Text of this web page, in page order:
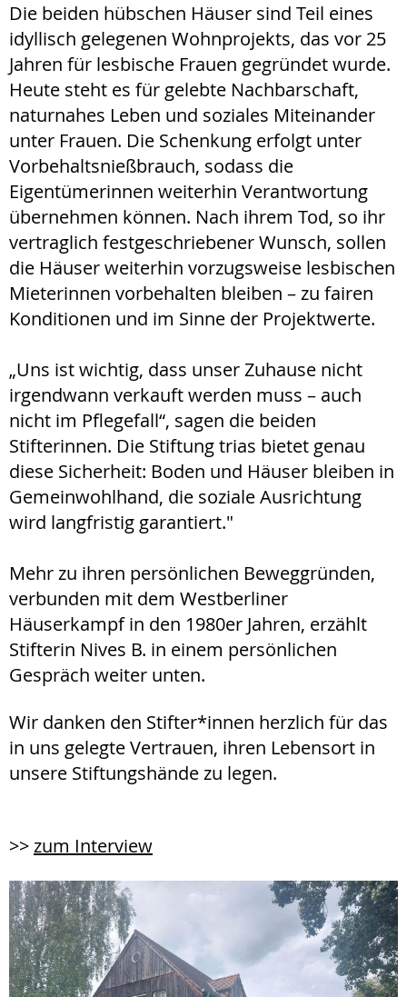
Die beiden hübschen Häuser sind Teil eines
idyllisch gelegenen Wohnprojekts, das vor 25
Jahren für lesbische Frauen gegründet wurde.
Heute steht es für gelebte Nachbarschaft,
naturnahes Leben und soziales Miteinander
unter Frauen. Die Schenkung erfolgt unter
Vorbehaltsnießbrauch, sodass die
Eigentümerinnen weiterhin Verantwortung
übernehmen können. Nach ihrem Tod, so ihr
vertraglich festgeschriebener Wunsch, sollen
die Häuser weiterhin vorzugsweise lesbischen
Mieterinnen vorbehalten bleiben – zu fairen
Konditionen und im Sinne der Projektwerte.
„Uns ist wichtig, dass unser Zuhause nicht
irgendwann verkauft werden muss – auch
nicht im Pflegefall“, sagen die beiden
Stifterinnen. Die Stiftung trias bietet genau
diese Sicherheit: Boden und Häuser bleiben in
Gemeinwohlhand, die soziale Ausrichtung
wird langfristig garantiert."
Mehr zu ihren persönlichen Beweggründen,
verbunden mit dem Westberliner
Häuserkampf in den 1980er Jahren, erzählt
Stifterin Nives B. in einem persönlichen
Gespräch weiter unten.
Wir danken den Stifter*innen herzlich für das
in uns gelegte Vertrauen, ihren Lebensort in
unsere Stiftungshände zu legen.
>>zum Interview